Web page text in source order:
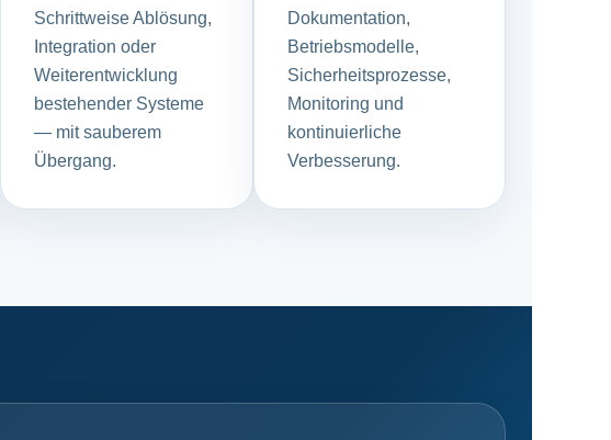
Schrittweise Ablösung,
Integration oder
Weiterentwicklung
bestehender Systeme
— mit sauberem
Übergang.
Dokumentation,
Betriebsmodelle,
Sicherheitsprozesse,
Monitoring und
kontinuierliche
Verbesserung.